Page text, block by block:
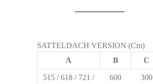
SATTELDACH VERSION (Cm)
A
B C
515 / 618 / 721 /
600 300